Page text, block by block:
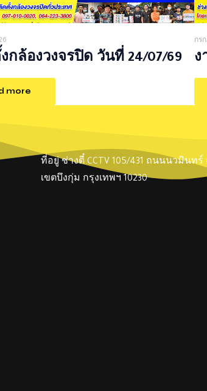
กล้องวงจรปิด วันที่ 24/07/69
more
กร
ง
ที่อยู่ ช่างตี๋ CCTV 105/431 ถนนนวมินท
เขตบึงกุ่ม กรุงเทพฯ 10230